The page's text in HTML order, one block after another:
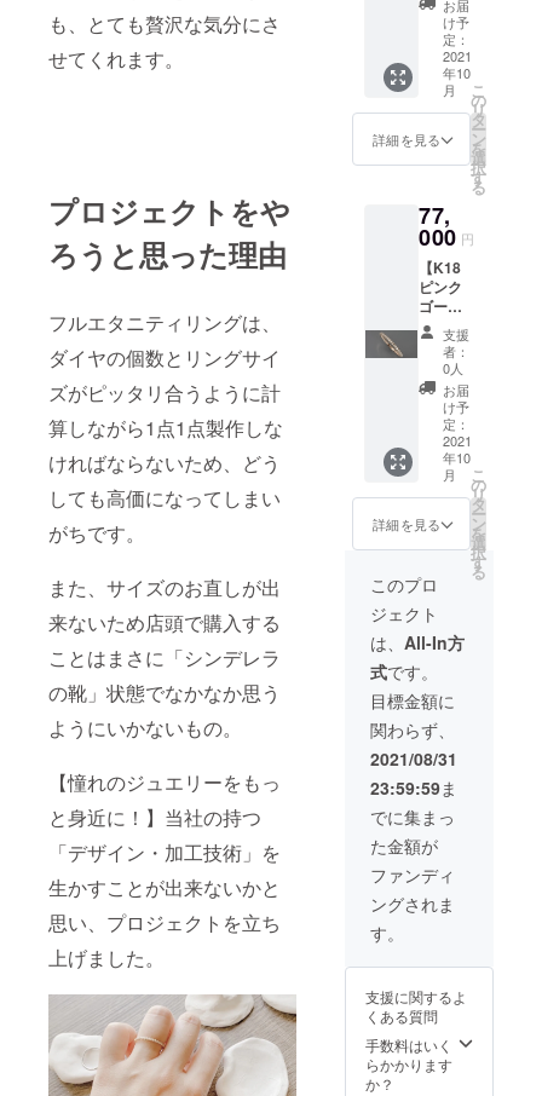
も、とても贅沢な気分にさ
せてくれます。
プロジェクトをや
ろうと思った理由
フルエタニティリングは、
ダイヤの個数とリングサイ
ズがピッタリ合うように計
算しながら1点1点製作しな
ければならないため、どう
しても高価になってしまい
がちです。
また、サイズのお直しが出
来ないため店頭で購入する
ことはまさに「シンデレラ
の靴」状態でなかなか思う
ようにいかないもの。
【憧れのジュエリーをもっ
と身近に！】当社の持つ
「デザイン・加工技術」を
生かすことが出来ないかと
思い、プロジェクトを立ち
上げました。
ジュエ
リーに
重宝さ
れてい
る素材
です。
フルエ
ダイヤ
モンド
のリン
グのた
め、サ
イズに
よって
リング
の腕・
高さ・
幅・石
の数が
異なり
ます。
サイズ
表を参
考にご
い。 今
ングに
使用す
るダイ
ヤモン
ドは
トータ
ル
0.20ctU
用サイ
ズ
1.0mm-
1.1mm
・カ
ラー
H up ・
SI up ・
カッ
ト
GOOD
になり
ます。
ティー
リン
グ】 フ
ルエタ
ティー
は全周
ダイヤ
モンド
グのた
め、サ
イズに
よって
リング
の腕・
高さ・
幅・石
の数が
異なり
ます。
サイズ
表を参
考にご
確認く
ださ
い。 今
使用す
るダイ
ヤモン
ドは
トータ
ル
0.20ctU
P ・使
用サイ
ズ
1.0mm-
1.1mm
・カ
ラー
H up ・
クラリ
ティ―
SI up ・
GOOD
になり
ます。
ダイヤ
モンド
の鑑定
お届
け予
定：
2021
年10
月
詳細を見る
こ
の
リ
タ
ー
ン
を
選
択
す
る
77,
000 円
【K18
ピンク
ゴール
ド フ
ルエタ
ティー
リン
グ】 フ
ルエタ
ティー
は全周
ダイヤ
モンド
のリン
グのた
め、サ
イズに
よって
リング
の腕・
高さ・
幅・石
の数が
異なり
ます。
サイズ
表を参
考にご
確認く
ださ
い。 今
回のリ
るダイ
ドは
トータ
ル
0.20ctU
P ・使
支援
者：
0人
お届
け予
定：
2021
年10
月
詳細を見る
こ
の
リ
タ
ー
ン
を
選
択
す
る
このプロ
ジェクト
は、 All-In方
式です。
目標金額に
関わらず、
2021/08/31
23:59:59ま
でに集まっ
た金額が
ファンディ
ングされま
す。
支援に関するよ
くある質問
手数料はいく
らかかります
か？